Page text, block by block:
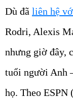
Dù đã liên hệ
Rodri, Alexis
nhưng giờ đây,
tuổi người Anh
họ. Theo